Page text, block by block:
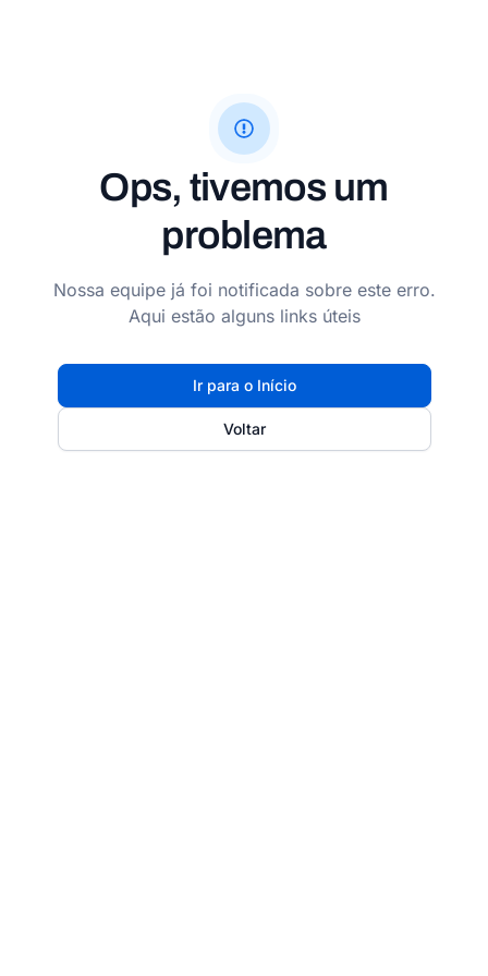
Ops, tivemos um
problema
Nossa equipe já foi notificada sobre este erro.
Aqui estão alguns links úteis
Ir para o Início
Voltar